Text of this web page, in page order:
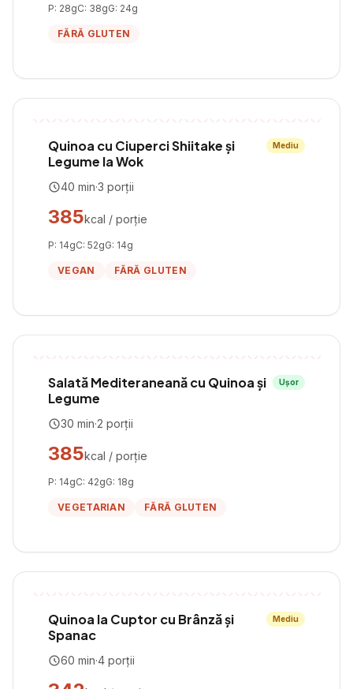
P: 28gC: 38gG: 24g
FĂRĂ GLUTEN
Quinoa cu Ciuperci Shiitake și
Legume la Wok
Mediu
40 min·3 porții
385kcal / porție
P: 14gC: 52gG: 14g
VEGAN FĂRĂ GLUTEN
Salată Mediteraneană cu Quinoa și
Legume
Ușor
30 min·2 porții
385kcal / porție
P: 14gC: 42gG: 18g
VEGETARIAN FĂRĂ GLUTEN
Quinoa la Cuptor cu Brânză și
Spanac
Mediu
60 min·4 porții